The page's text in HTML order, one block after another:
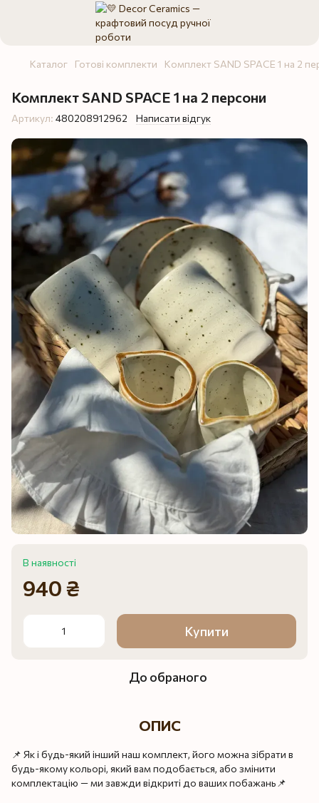
Каталог Готові комплекти Комплект SAND SPACE 1 на 2
Комплект SAND SPACE 1 на 2 персони
Артикул: 480208912962 Написати відгук
В наявності
940 ₴
Купити
До обраного
ОПИС
📌 Як і будь-який інший наш комплект, його можна зібрати в
будь-якому кольорі, який вам подобається, або змінити
комплектацію — ми завжди відкриті до ваших побажань📌